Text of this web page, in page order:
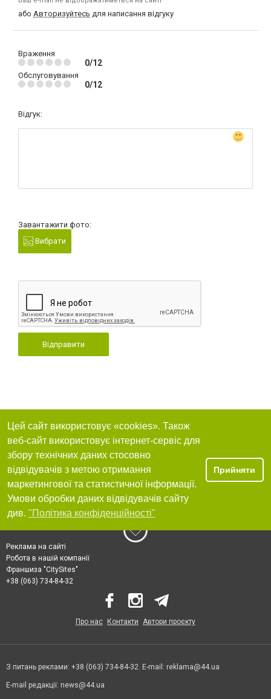
або Авторизуйтесь для написання відгуку
Враження
0/12
Обслуговування
0/12
Відгук:
Завантажити фото:
Вибрати
Відправити
Цей сайт використовує «cookies». Також
веб-сайт використовує інтернет-сервіс для
збору технічних даних стосовно
відвідувачів з метою отримання
маркетингової та статистичної інформації.
Умови обробки даних відвідувачів сайту
див. "Політика конфіденційності"
Прийняти
Реклама на сайті
Робота в нашій компанії
Франшиза "CitySites"
+38 (063) 734-84-32
Про нас Контакти Автори проєкту
З питань реклами: +38 (063) 734-84-32. E-mail: reklama@44.ua
E-mail редакції: news@44.ua